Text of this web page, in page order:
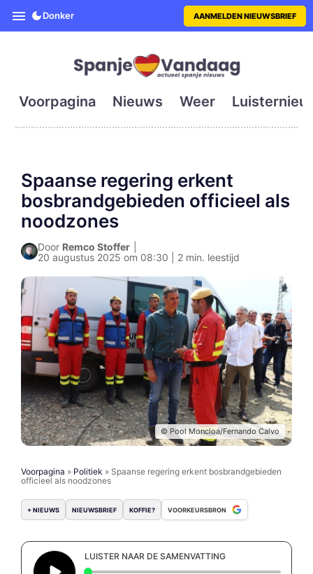
SpanjeVandaag is de eerste
Donker AANMELDEN NIEUWSBRIEF
Voorpagina Nieuws Weer
Spaanse regering erkent
bosbrandgebieden officieel als
noodzones
Door Remco Stoffer
20 augustus 2025 om 08:30 | 2 min. leestijd
© Pool Moncloa/Fernando Calvo
Voorpagina » Politiek » Spaanse regering erkent bosbrandgebieden
officieel als noodzones
+ NIEUWS NIEUWSBRIEF KOFFIE? VOORKEURSBRON
LUISTER NAAR DE SAMENVATTING